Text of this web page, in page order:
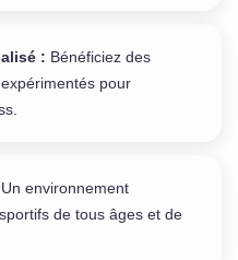
: Bénéficiez des
pour
Un environnement
de tous âges et de